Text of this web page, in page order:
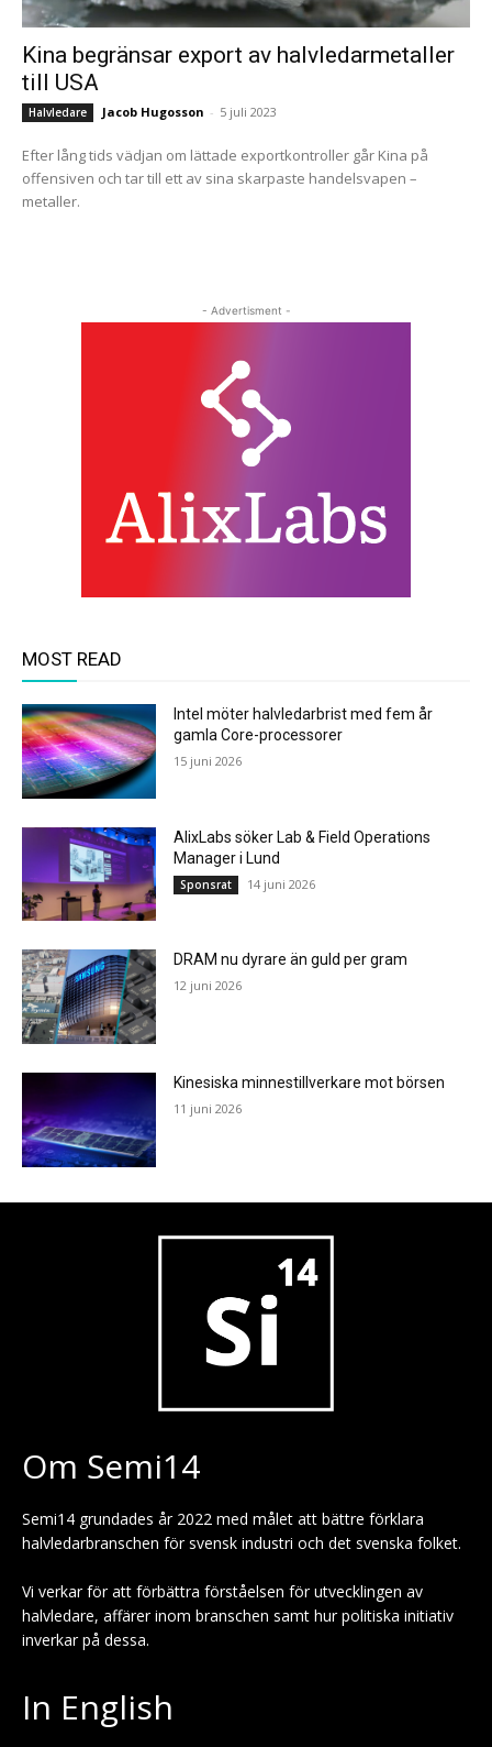
Kina begränsar export av halvledarmetaller
till USA
Halvledare Jacob Hugosson - 5 juli 2023
Efter lång tids vädjan om lättade exportkontroller går Kina på
offensiven och tar till ett av sina skarpaste handelsvapen –
metaller.
- Advertisment -
MOST READ
Intel möter halvledarbrist med fem år
gamla Core-processorer
15 juni 2026
AlixLabs söker Lab & Field Operations
Manager i Lund
Sponsrat 14 juni 2026
DRAM nu dyrare än guld per gram
12 juni 2026
Kinesiska minnestillverkare mot börsen
11 juni 2026
Om Semi14
Semi14 grundades år 2022 med målet att bättre förklara
halvledarbranschen för svensk industri och det svenska folket.
Vi verkar för att förbättra förståelsen för utvecklingen av
halvledare, affärer inom branschen samt hur politiska initiativ
inverkar på dessa.
In English